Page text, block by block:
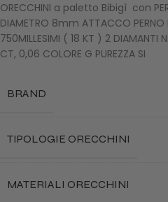
ORECCHINI a paletto Bibigì con
DIAMETRO 8mm ATTACCO PERNO
750MILLESIMI ( 18 KT ) 2 DIAMANTI
CT, 0,06 COLORE G PUREZZA SI
BRAND
TIPOLOGIE ORECCHINI
MATERIALI ORECCHINI